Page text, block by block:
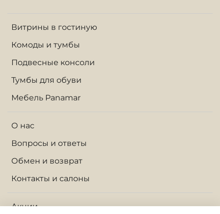
Витрины в гостиную
Комоды и тумбы
Подвесные консоли
Тумбы для обуви
Мебель Panamar
О нас
Вопросы и ответы
Обмен и возврат
Контакты и салоны
Акции